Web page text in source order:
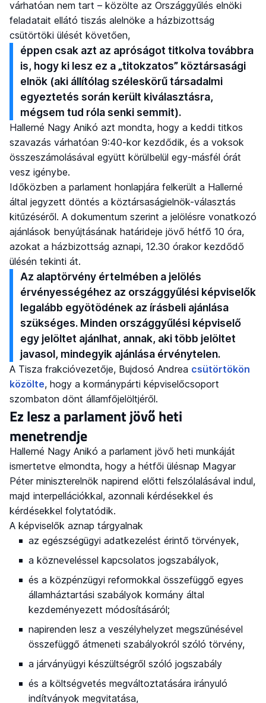
várhatóan nem tart – közölte az Országgyűlés elnöki
feladatait ellátó tiszás alelnöke a házbizottság
csütörtöki ülését követően,
éppen csak azt az apróságot titkolva továbbra
is, hogy ki lesz ez a „titokzatos” köztársasági
elnök (aki állítólag széleskörű társadalmi
egyeztetés során került kiválasztásra,
mégsem tud róla senki semmit).
Hallerné Nagy Anikó azt mondta, hogy a keddi titkos
szavazás várhatóan 9:40-kor kezdődik, és a voksok
összeszámolásával együtt körülbelül egy-másfél órát
vesz igénybe.
Időközben a parlament honlapjára felkerült a Hallerné
által jegyzett döntés a köztársaságielnök-választás
kitűzéséről. A dokumentum szerint a jelölésre vonatkozó
ajánlások benyújtásának határideje jövő hétfő 10 óra,
azokat a házbizottság aznapi, 12.30 órakor kezdődő
ülésén tekinti át.
Az alaptörvény értelmében a jelölés
érvényességéhez az országgyűlési képviselők
legalább egyötödének az írásbeli ajánlása
szükséges. Minden országgyűlési képviselő
egy jelöltet ajánlhat, annak, aki több jelöltet
javasol, mindegyik ajánlása érvénytelen.
A Tisza frakcióvezetője, Bujdosó Andrea csütörtökön
közölte, hogy a kormánypárti képviselőcsoport
szombaton dönt államfőjelöltjéről.
Ez lesz a parlament jövő heti
menetrendje
Hallerné Nagy Anikó a parlament jövő heti munkáját
ismertetve elmondta, hogy a hétfői ülésnap Magyar
Péter miniszterelnök napirend előtti felszólalásával indul,
majd interpellációkkal, azonnali kérdésekkel és
kérdésekkel folytatódik.
A képviselők aznap tárgyalnak
az egészségügyi adatkezelést érintő törvények,
a közneveléssel kapcsolatos jogszabályok,
és a közpénzügyi reformokkal összefüggő egyes
államháztartási szabályok kormány által
kezdeményezett módosításáról;
napirenden lesz a veszélyhelyzet megszűnésével
összefüggő átmeneti szabályokról szóló törvény,
a járványügyi készültségről szóló jogszabály
és a költségvetés megváltoztatására irányuló
indítványok megvitatása,